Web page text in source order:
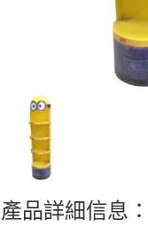
產品詳細信息：